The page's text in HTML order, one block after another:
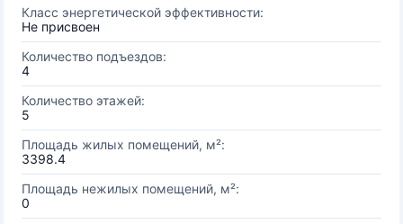
Класс энергетической эффективности:
Не присвоен
Количество подъездов:
4
Количество этажей:
5
Площадь жилых помещений, м²:
3398.4
Площадь нежилых помещений, м²:
0